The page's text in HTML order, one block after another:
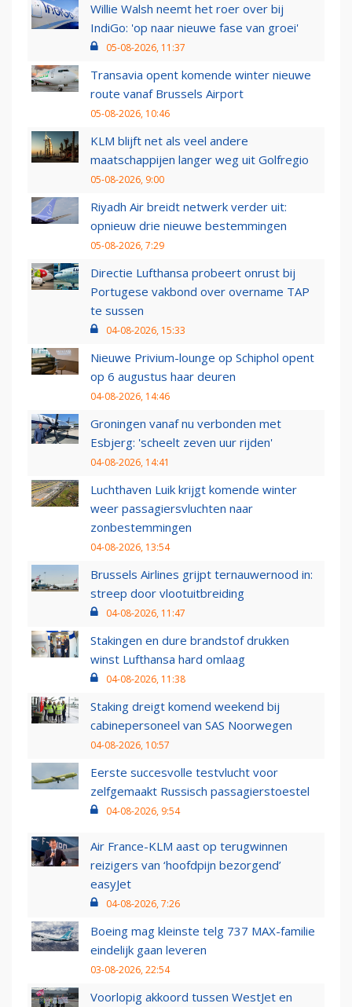
Willie Walsh neemt het roer over bij
IndiGo: 'op naar nieuwe fase van groei'
05-08-2026, 11:37
Transavia opent komende winter nieuwe
route vanaf Brussels Airport
05-08-2026, 10:46
KLM blijft net als veel andere
maatschappijen langer weg uit Golfregio
05-08-2026, 9:00
Riyadh Air breidt netwerk verder uit:
opnieuw drie nieuwe bestemmingen
05-08-2026, 7:29
Directie Lufthansa probeert onrust bij
Portugese vakbond over overname TAP
te sussen
04-08-2026, 15:33
Nieuwe Privium-lounge op Schiphol opent
op 6 augustus haar deuren
04-08-2026, 14:46
Groningen vanaf nu verbonden met
Esbjerg: 'scheelt zeven uur rijden'
04-08-2026, 14:41
Luchthaven Luik krijgt komende winter
weer passagiersvluchten naar
zonbestemmingen
04-08-2026, 13:54
Brussels Airlines grijpt ternauwernood in:
streep door vlootuitbreiding
04-08-2026, 11:47
Stakingen en dure brandstof drukken
winst Lufthansa hard omlaag
04-08-2026, 11:38
Staking dreigt komend weekend bij
cabinepersoneel van SAS Noorwegen
04-08-2026, 10:57
Eerste succesvolle testvlucht voor
zelfgemaakt Russisch passagierstoestel
04-08-2026, 9:54
Air France-KLM aast op terugwinnen
reizigers van ‘hoofdpijn bezorgend’
easyJet
04-08-2026, 7:26
Boeing mag kleinste telg 737 MAX-familie
eindelijk gaan leveren
03-08-2026, 22:54
Voorlopig akkoord tussen WestJet en